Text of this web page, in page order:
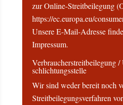
zur Online-Streitbeilegung
https://ec.europa.eu/
Unsere E-Mail-Adresse
Impressum.
Verbraucher­streit­beilegung
schlichtungs­stelle
Wir sind weder bereit noch
Streitbeilegungsverfahren